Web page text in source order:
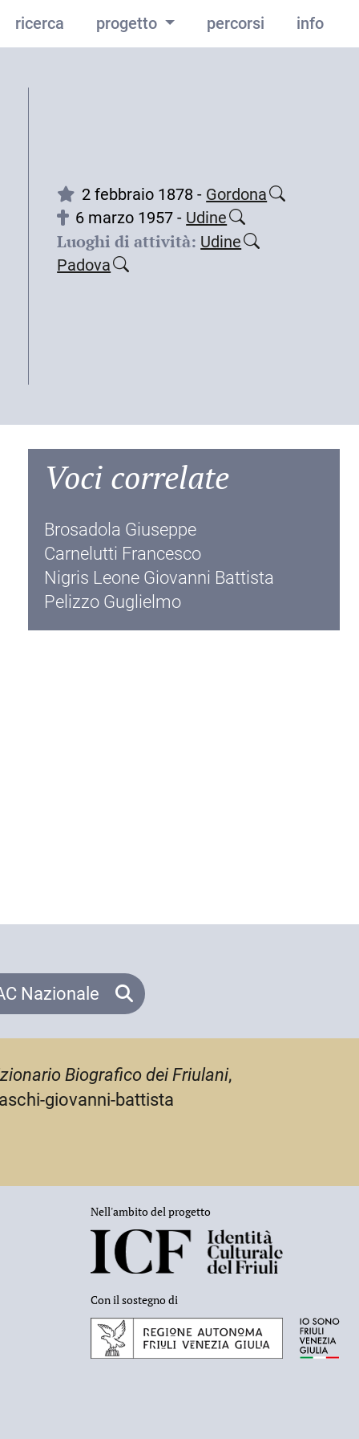
ricerca progetto percorsi info
2 febbraio 1878 - Gordona
6 marzo 1957 - Udine
Luoghi di attività: Udine
Padova
Voci correlate
Brosadola Giuseppe
Carnelutti Francesco
Nigris Leone Giovanni Battista
Pelizzo Guglielmo
Nazionale
Biografico dei Friulani,
giovanni-battista
Nell'ambito del progetto
Con il sostegno di